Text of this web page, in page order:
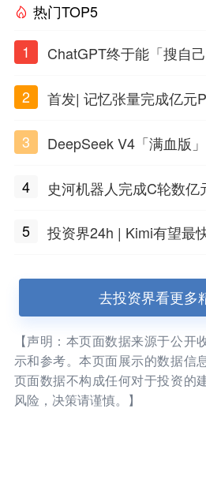
热门TOP5
1
ChatGPT终于能「搜自
2
首发| 记忆张量完成亿元
3
DeepSeek V4「满血版
4
史河机器人完成C轮数
5
投资界24h | Kimi有望最
去投资界看更多
【声明：本页面数据来源于公开
示和参考。本页面展示的数据信
页面数据不构成任何对于投资的
风险，决策请谨慎。】